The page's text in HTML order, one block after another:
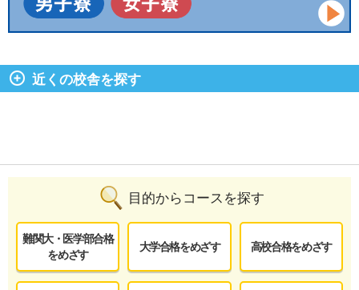
近くの校舎を探す
目的からコースを探す
難関大・医学部合格
をめざす
大学合格をめざす 高校合格をめざす